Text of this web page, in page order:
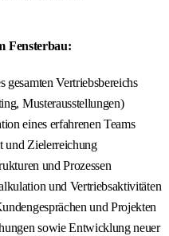
Fensterbau:
Vertriebsbereichs
Musterausstellungen)
eines erfahrenen Teams
und Zielerreichung
und Prozessen
und Vertriebsaktivitäten
und Projekten
sowie Entwicklung neuer